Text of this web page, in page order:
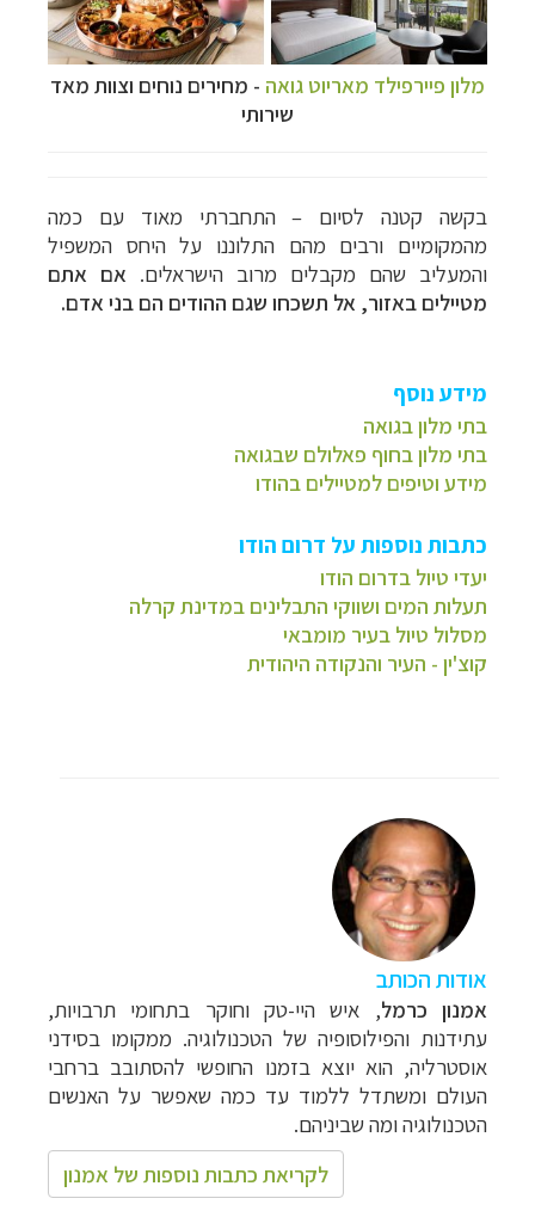
מלון פיירפילד מאריוט גואה - מחירים נוחים וצוות מאד
שירותי
בקשה קטנה לסיום – התחברתי מאוד עם כמה
מהמקומיים ורבים מהם התלוננו על היחס המשפיל
והמעליב שהם מקבלים מרוב הישראלים. אם אתם
מטיילים באזור, אל תשכחו שגם ההודים הם בני אדם.
מידע נוסף
בתי מלון בגואה
בתי מלון בחוף פאלולם שבגואה
מידע וטיפים למטיילים בהודו
כתבות נוספות על דרום הודו
יעדי טיול בדרום הודו
תעלות המים ושווקי התבלינים במדינת קרלה
מסלול טיול בעיר מומבאי
קוצ'ין - העיר והנקודה היהודית
אודות הכותב
אמנון כרמל, איש היי-טק וחוקר בתחומי תרבויות,
עתידנות והפילוסופיה של הטכנולוגיה. ממקומו בסידני
אוסטרליה, הוא יוצא בזמנו החופשי להסתובב ברחבי
העולם ומשתדל ללמוד עד כמה שאפשר על האנשים
הטכנולוגיה ומה שביניהם.
לקריאת כתבות נוספות של אמנון